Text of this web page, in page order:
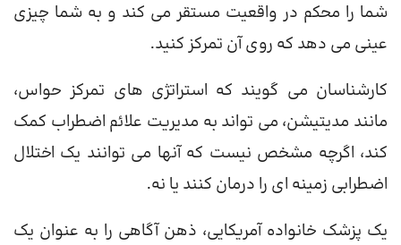
شما را محکم در واقعیت مستقر می کند و به شما چیزی
عینی می دهد که روی آن تمرکز کنید.
کارشناسان می گویند که استراتژی های تمرکز حواس،
مانند مدیتیشن، می تواند به مدیریت علائم اضطراب کمک
کند، اگرچه مشخص نیست که آنها می توانند یک اختلال
اضطرابی زمینه ای را درمان کنند یا نه.
یک پزشک خانواده آمریکایی، ذهن آگاهی را به عنوان یک